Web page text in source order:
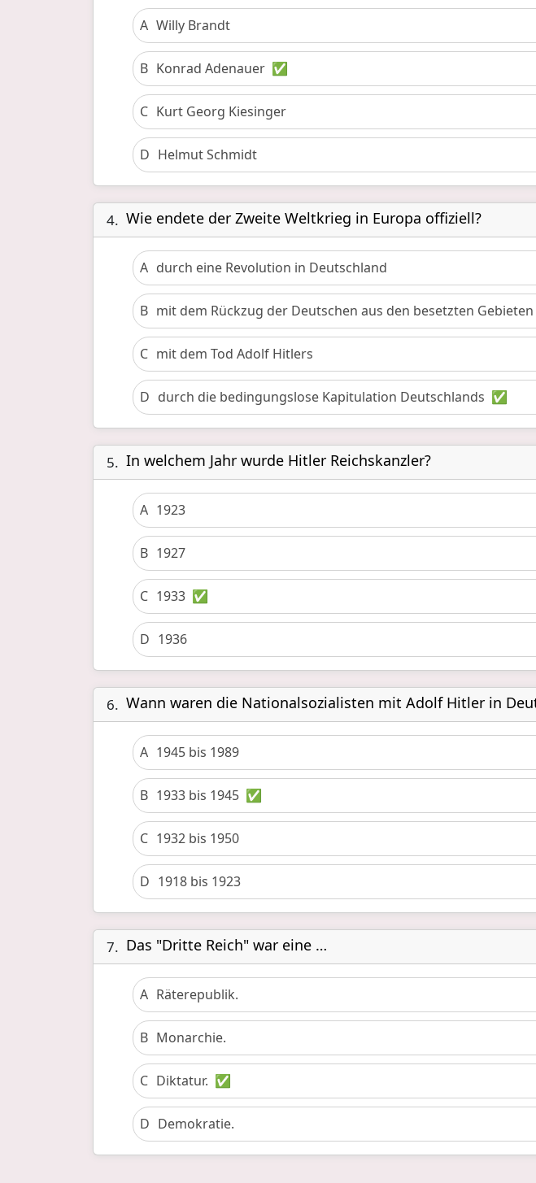
A Willy Brandt
B Konrad Adenauer ✅
C Kurt Georg Kiesinger
D Helmut Schmidt
4. Wie endete der Zweite Weltkrieg in Europa offiziell?
A durch eine Revolution in Deutschland
B mit dem Rückzug der Deutschen aus den besetzten Gebieten
C mit dem Tod Adolf Hitlers
D durch die bedingungslose Kapitulation Deutschlands ✅
5. In welchem Jahr wurde Hitler Reichskanzler?
A 1923
B 1927
C 1933 ✅
D 1936
6. Wann waren die Nationalsozialisten mit Adolf Hitler in
A 1945 bis 1989
B 1933 bis 1945 ✅
C 1932 bis 1950
D 1918 bis 1923
7. Das "Dritte Reich" war eine …
A Räterepublik.
B Monarchie.
C Diktatur. ✅
D Demokratie.